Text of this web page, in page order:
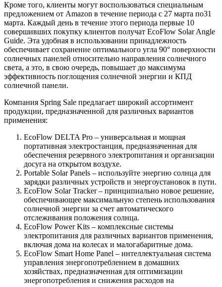
Кроме того, клиенты могут воспользоваться специальным
предложением от Amazon в течение периода с 27 марта по31
марта. Каждый день в течение этого периода первые 10
совершивших покупку клиентов получат EcoFlow Solar Angle
Guide. Эта удобная в использовании принадлежность
обеспечивает сохранение оптимального угла 90° поверхности
солнечных панелей относительно направления солнечного
света, а это, в свою очередь, повышает до максимума
эффективность поглощения солнечной энергии и КПД
солнечной панели.
Компания Spring Sale предлагает широкий ассортимент
продукции, предназначенной для различных вариантов
применения:
EcoFlow DELTA Pro – универсальная и мощная
портативная электростанция, предназначенная для
обеспечения резервного электропитания и организации
досуга на открытом воздухе.
Portable Solar Panels – используйте энергию солнца для
зарядки различных устройств и энергоустановок в пути.
EcoFlow Solar Tracker – принципиально новое решение,
обеспечивающее максимальную степень использования
солнечной энергии за счет автоматического
отслеживания положения солнца.
EcoFlow Power Kits – комплексные системы
электропитания для различных вариантов применения,
включая дома на колесах и малогабаритные дома.
EcoFlow Smart Home Panel – интеллектуальная система
управления энергопотреблением в домашних
хозяйствах, предназначенная для оптимизации
энергопотребления и снижения расходов на